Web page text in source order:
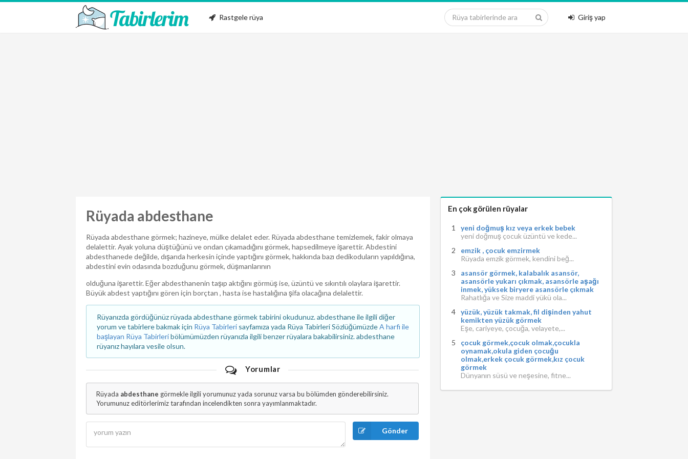
Rastgele rüya Giriş yap
Rüyada abdesthane
Rüyada abdesthane görmek; hazineye, mülke delalet eder. Rüyada abdesthane temizlemek, fakir olmaya
delalettir. Ayak yoluna düştüğünü ve ondan çıkamadığını görmek, hapsedilmeye işarettir. Abdestini
abdesthanede değilde, dışarıda herkesin içinde yaptığını görmek, hakkında bazı dedikoduların yapıldığına,
abdestini evin odasında bozduğunu görmek, düşmanlarının
olduğuna işarettir. Eğer abdesthanenin taşıp aktığını görmüş ise, üzüntü ve sıkıntılı olaylara işarettir.
Büyük abdest yaptığını gören için borçtan , hasta ise hastalığına şifa olacağına delalettir.
Rüyanızda gördüğünüz rüyada abdesthane görmek tabirini okudunuz. abdesthane ile ilgili diğer
yorum ve tabirlere bakmak için Rüya Tabirleri sayfamıza yada Rüya Tabirleri SözlüğümüzdeA harfi ile
başlayan Rüya Tabirleribölümümüzden rüyanızla ilgili benzer rüyalara bakabilirsiniz. abdesthane
rüyanız hayılara vesile olsun.
Yorumlar
Rüyada abdesthane görmekle ilgili yorumunuz yada sorunuz varsa bu bölümden gönderebilirsiniz.
Yorumunuz editörlerimiz tarafından incelendikten sonra yayımlanmaktadır.
Gönder
En çok görülen rüyalar
yeni doğmuş kız veya erkek bebek
yeni doğmuş çocuk üzüntü ve kede...
emzik , çocuk emzirmek
Rüyada emzik görmek, kendini beğ...
asansör görmek, kalabalık asansör,
asansörle yukarı çıkmak, asansörle aşağı
inmek, yüksek biryere asansörle çıkmak
Rahatlığa ve Size maddi yükü ola...
yüzük, yüzük takmak, fil dişinden yahut
kemikten yüzük görmek
Eşe, cariyeye, çocuğa, velayete,...
çocuk görmek,çocuk olmak,çocukla
oynamak,okula giden çocuğu
olmak,erkek çocuk görmek,kız çocuk
görmek
Dünyanın süsü ve neşesine, fitne...